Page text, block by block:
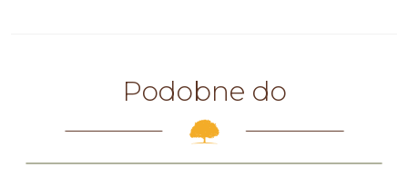
Podobne do